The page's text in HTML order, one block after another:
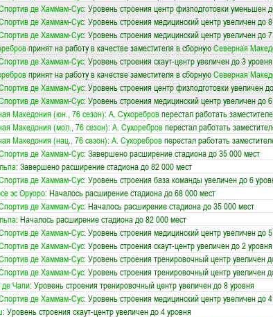
де Хаммам-Сус: Уровень строения центр физподготовки уменьшен
де Хаммам-Сус: Уровень строения медицинский центр увеличен до
де Хаммам-Сус: Уровень строения медицинский центр увеличен до
принят на работу в качестве заместителя в сборнуюСеверная
де Хаммам-Сус: Уровень строения скаут-центр увеличен до 3 уровня
принят на работу в качестве заместителя в сборнуюСеверная
де Хаммам-Сус: Уровень строения центр физподготовки увеличен
де Хаммам-Сус: Уровень строения медицинский центр увеличен до
Македония (юн., 76 сезон): А. Сухоребровперестал работать
Македония (мол., 76 сезон): А. Сухоребровперестал работать
Македония (нац., 76 сезон): А. Сухоребровперестал работать
де Хаммам-Сус: Завершено расширение стадиона до 35 000 мест
: Завершено расширение стадиона до 82 000 мест
де Хаммам-Сус: Уровень строения база команды увеличен до 6
эс Оруоро: Началось расширение стадиона до 68 000 мест
де Хаммам-Сус: Началось расширение стадиона до 35 000 мест
: Началось расширение стадиона до 82 000 мест
де Хаммам-Сус: Уровень строения медицинский центр увеличен до
де Хаммам-Сус: Уровень строения скаут-центр увеличен до 2 уровня
де Хаммам-Сус: Уровень строения тренировочный центр увеличен
де Хаммам-Сус: Уровень строения тренировочный центр увеличен
де Чапи: Уровень строения тренировочный центр увеличен до 8 уровня
де Хаммам-Сус: Уровень строения медицинский центр увеличен до
: Уровень строения скаут-центр увеличен до 4 уровня